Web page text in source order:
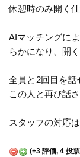
休憩時のみ開く
AIマッチングに
らかになり、開
全員と2回目を
この人と再び話
スタッフの対応
(+3 評価, 4 投